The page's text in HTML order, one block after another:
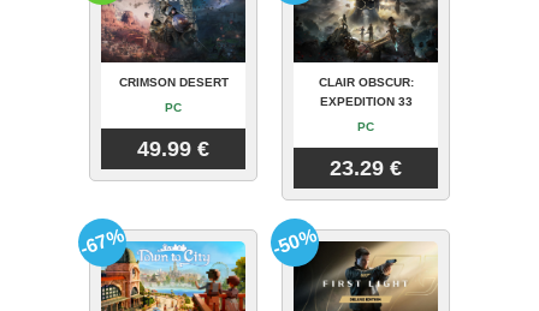
CRIMSON DESERT
PC
49.99 €
CLAIR OBSCUR:
EXPEDITION 33
PC
23.29 €
-67% -50%